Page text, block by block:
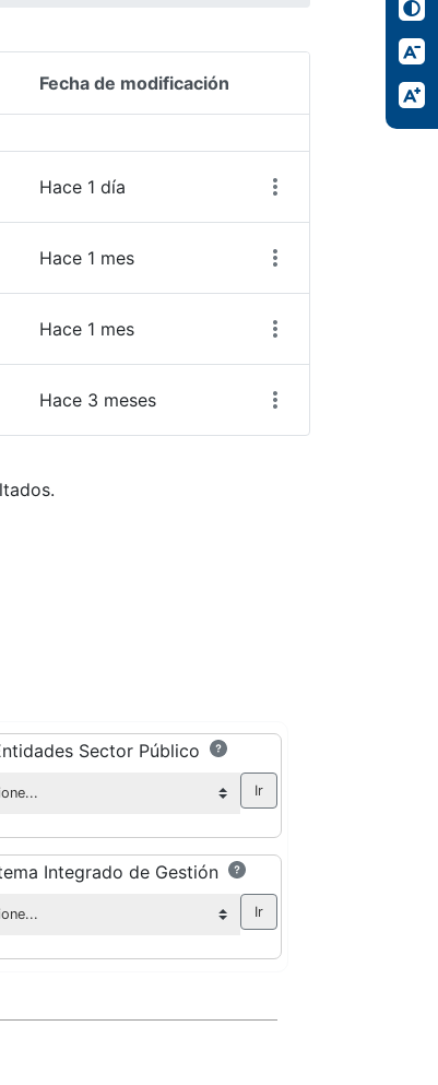
Fecha de modificación
Acciones del
Hace 1 día
Hace 1 mes
Hace 1 mes
Hace 3 meses
Sector Público
Integrado de Gestión